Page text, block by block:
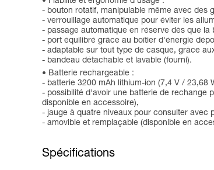
- bouton rotatif, manipulable même avec des
- verrouillage automatique pour éviter les
- passage automatique en réserve dès que
- port équilibré grâce au boîtier d'énergie
- adaptable sur tout type de casque, grâce
- bandeau détachable et lavable (fourni).
Batterie rechargeable :
- batterie 3200 mAh lithium-ion (7,4 V / 23,68
- possibilité d'avoir une batterie de rechange
disponible en accessoire),
- jauge à quatre niveaux pour consulter avec
- amovible et remplaçable (disponible en
Spécifications